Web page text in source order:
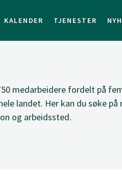
KALENDER TJENESTER
medarbeidere fordelt på
landet. Her kan du søke
og arbeidssted.